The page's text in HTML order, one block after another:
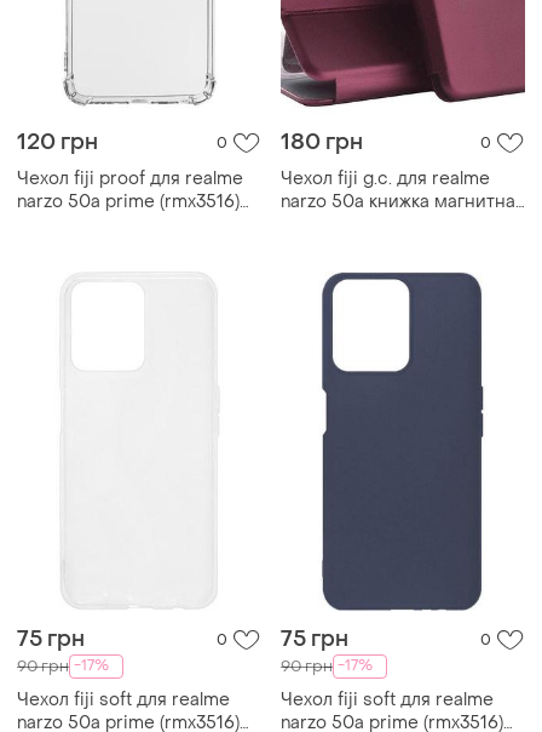
120 грн 0
Чехол fiji proof для realme
narzo 50a prime (rmx3516)
180 грн 0
Чехол fiji g.c. для realme
narzo 50a книжка магнитная
75 грн 0
90 грн -17%
Чехол fiji soft для realme
narzo 50a prime (rmx3516)
75 грн 0
90 грн -17%
Чехол fiji soft для realme
narzo 50a prime (rmx3516)